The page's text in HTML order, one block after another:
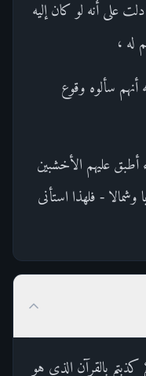
على أنه لو كان إليه
له ،
سألوه وقوع
عليهم الأخشبين
وشمالا - فلهذا استأنى
بالقرآن الذي هو